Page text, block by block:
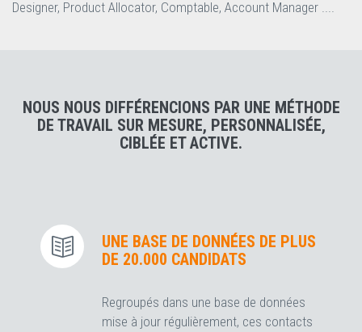
Designer, Product Allocator, Comptable, Account Manager ....
NOUS NOUS DIFFÉRENCIONS PAR UNE MÉTHODE
DE TRAVAIL SUR MESURE, PERSONNALISÉE,
CIBLÉE ET ACTIVE.
UNE BASE DE DONNÉES DE PLUS
DE 20.000 CANDIDATS
Regroupés dans une base de données
mise à jour régulièrement, ces contacts